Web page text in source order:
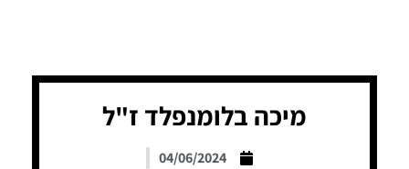
מיכה בלומנפלד ז"ל
04/06/2024